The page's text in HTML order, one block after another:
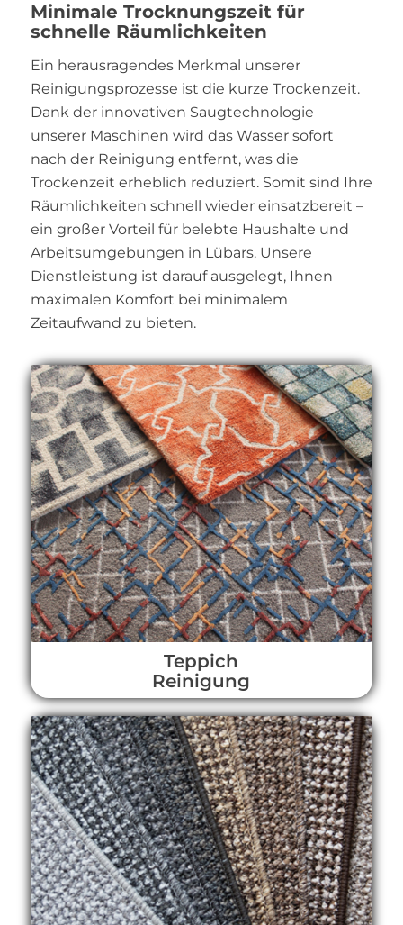
Minimale Trocknungszeit für
schnelle Räumlichkeiten
Ein herausragendes Merkmal unserer
Reinigungsprozesse ist die kurze Trockenzeit.
Dank der innovativen Saugtechnologie
unserer Maschinen wird das Wasser sofort
nach der Reinigung entfernt, was die
Trockenzeit erheblich reduziert. Somit sind Ihre
Räumlichkeiten schnell wieder einsatzbereit –
ein großer Vorteil für belebte Haushalte und
Arbeitsumgebungen in Lübars. Unsere
Dienstleistung ist darauf ausgelegt, Ihnen
maximalen Komfort bei minimalem
Zeitaufwand zu bieten.
Teppich
Reinigung